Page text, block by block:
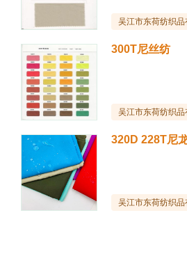
吴江市东荷纺织品
300T尼丝纺
吴江市东荷纺织品
320D 228T尼
吴江市东荷纺织品